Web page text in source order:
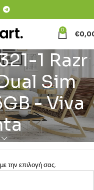
0 €
1 Razr
Sim
- Viva
την επιλογή σας.